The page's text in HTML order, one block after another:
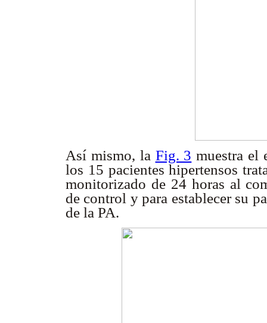
Así mismo, la Fig. 3 muestra el
los 15 pacientes hipertensos
monitorizado de 24 horas al
de control y para establecer su
de la PA.